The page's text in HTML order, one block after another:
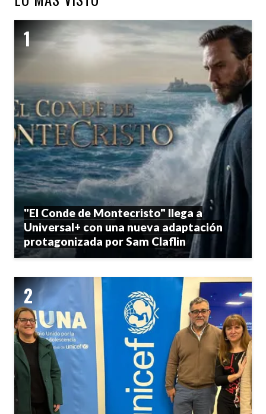
"El Conde de Montecristo" llega a
Universal+ con una nueva adaptación
protagonizada por Sam Claflin